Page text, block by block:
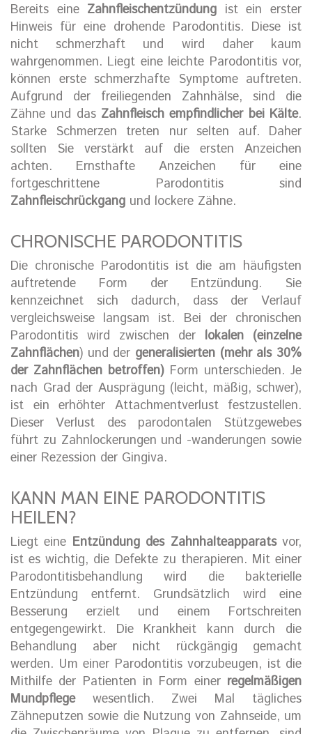
Bereits eine Zahnfleischentzündung ist ein erster
Hinweis für eine drohende Parodontitis. Diese ist
nicht schmerzhaft und wird daher kaum
wahrgenommen. Liegt eine leichte Parodontitis vor,
können erste schmerzhafte Symptome auftreten.
Aufgrund der freiliegenden Zahnhälse, sind die
Zähne und das Zahnfleisch empfindlicher bei Kälte.
Starke Schmerzen treten nur selten auf. Daher
sollten Sie verstärkt auf die ersten Anzeichen
achten. Ernsthafte Anzeichen für eine
fortgeschrittene Parodontitis sind
Zahnfleischrückgang und lockere Zähne.
CHRONISCHE PARODONTITIS
Die chronische Parodontitis ist die am häufigsten
auftretende Form der Entzündung. Sie
kennzeichnet sich dadurch, dass der Verlauf
vergleichsweise langsam ist. Bei der chronischen
Parodontitis wird zwischen der lokalen (einzelne
Zahnflächen) und der generalisierten (mehr als 30%
der Zahnflächen betroffen)Form unterschieden. Je
nach Grad der Ausprägung (leicht, mäßig, schwer),
ist ein erhöhter Attachmentverlust festzustellen.
Dieser Verlust des parodontalen Stützgewebes
führt zu Zahnlockerungen und -wanderungen sowie
einer Rezession der Gingiva.
KANN MAN EINE PARODONTITIS
HEILEN?
Liegt eine Entzündung des Zahnhalteapparatsvor,
ist es wichtig, die Defekte zu therapieren. Mit einer
Parodontitisbehandlung wird die bakterielle
Entzündung entfernt. Grundsätzlich wird eine
Besserung erzielt und einem Fortschreiten
entgegengewirkt. Die Krankheit kann durch die
Behandlung aber nicht rückgängig gemacht
werden. Um einer Parodontitis vorzubeugen, ist die
Mithilfe der Patienten in Form einer regelmäßigen
Mundpflegewesentlich. Zwei Mal tägliches
Zähneputzen sowie die Nutzung von Zahnseide, um